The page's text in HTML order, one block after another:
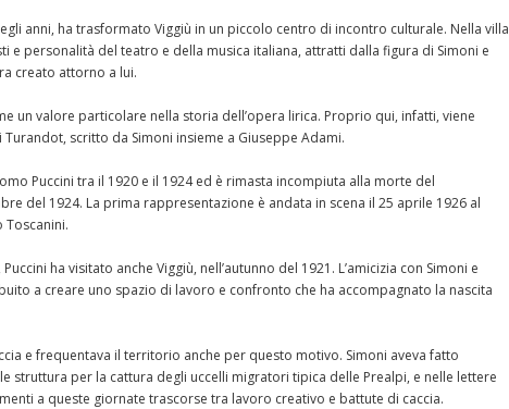
anni, ha trasformato Viggiù in un piccolo centro di incontro culturale. Nella villa
e personalità del teatro e della musica italiana, attratti dalla figura di Simoni e
creato attorno a lui.
un valore particolare nella storia dell’opera lirica. Proprio qui, infatti, viene
scritto da Simoni insieme a Giuseppe Adami.
Puccini tra il 1920 e il 1924 ed è rimasta incompiuta alla morte del
del 1924. La prima rappresentazione è andata in scena il 25 aprile 1926 al
Toscanini.
ha visitato anche Viggiù, nell’autunno del 1921. L’amicizia con Simoni e
a creare uno spazio di lavoro e confronto che ha accompagnato la nascita
e frequentava il territorio anche per questo motivo. Simoni aveva fatto
struttura per la cattura degli uccelli migratori tipica delle Prealpi, e nelle lettere
a queste giornate trascorse tra lavoro creativo e battute di caccia.